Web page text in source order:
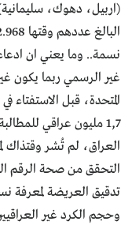
نسمة.. وما يعني ان
غير الرسمي ربما يكون
1,7 مليون عراقي
العراق، لم تُشر وقتذاك
التحقق من صحة الرقم
تدقيق العريضة لمعرفة
وحجم الكرد غير